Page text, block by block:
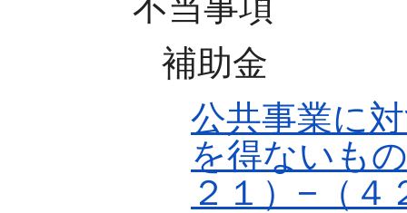
補助金
公共事業に
を得ないも
２１）−（４